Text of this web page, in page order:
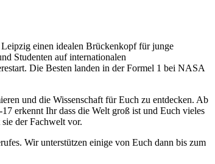
einen idealen Brückenkopf für junge
Studenten auf internationalen
Die Besten landen in der Formel 1 bei NASA
und die Wissenschaft für Euch zu entdecken. Ab
erkennt Ihr dass die Welt groß ist und Euch vieles
der Fachwelt vor.
Wir unterstützen einige von Euch dann bis zum